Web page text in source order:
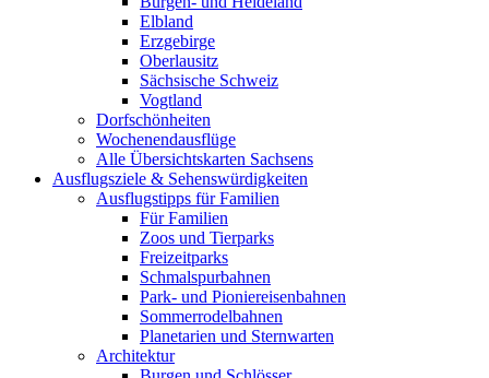
Elbland
Erzgebirge
Oberlausitz
Sächsische Schweiz
Vogtland
Dorfschönheiten
Wochenendausflüge
Alle Übersichtskarten Sachsens
Ausflugsziele & Sehenswürdigkeiten
Ausflugstipps für Familien
Für Familien
Zoos und Tierparks
Freizeitparks
Schmalspurbahnen
Park- und Pioniereisenbahnen
Sommerrodelbahnen
Planetarien und Sternwarten
Architektur